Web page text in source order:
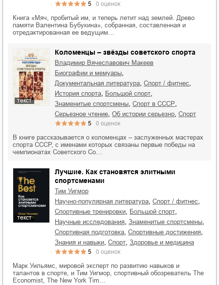
5 0 оценок
Книга «Мяч, пробитый им, и теперь летит над землей. Древо
памяти Валентина Бубукина», собранная, составленная и
отредактированная ее ведущим…
текст
Коломенцы – звёзды советского спорта
Владимир Вячеславович Макеев
биографии и мемуары,
документальная литература, спорт / фитнес,
история спорта, большой спорт,
знаменитые спортсмены, спорт в СССР,
серьезное чтение, об истории серьезно, спорт
5 0 оценок
В книге рассказывается о коломенцах – заслуженных мастерах
спорта СССР, с именами которых связаны первые победы на
чемпионатах Советского Со…
текст
Лучшие. Как становятся элитными
спортсменами
Тим Уигмор
научно-популярная литература, спорт / фитнес,
спортивные тренировки, большой спорт,
научные исследования, знаменитые спортсмены,
спортивная подготовка, спортивные достижения,
знания и навыки, спорт, здоровье и медицина
5 0 оценок
Марк Уильямс, мировой эксперт по развитию навыков и
талантов в спорте, и Тим Уигмор, спортивный обозреватель The
Economist, The New York Tim…